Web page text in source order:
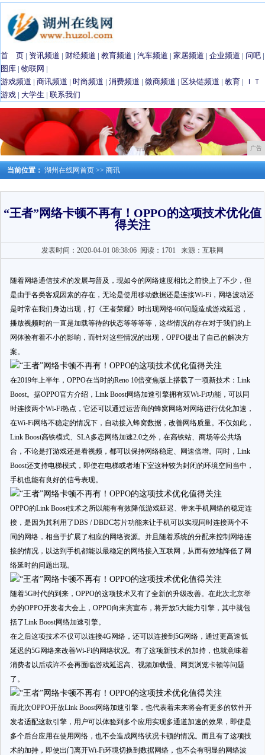
首 页 | 资讯频道 | 财经频道 | 教育频道 | 汽车频道 | 家居频道 | 企业频道 | 问吧 |
图库 | 物联网 |
游戏频道 | 商讯频道 | 时尚频道 | 消费频道 | 微商频道 | 区块链频道 | 教育 |
ＩＴ
游戏 | 大学生 | 联系我们
广告
当前位置： 湖州在线网首页 >> 商讯
“王者”网络卡顿不再有！OPPO的这项技术优化值
得关注
发表时间：2020-04-01 08:38:06 阅读：1701 来源：互联网
随着网络通信技术的发展与普及，现如今的网络速度相比之前快上了不少，但
是由于各类客观因素的存在，无论是使用移动数据还是连接Wi-Fi，网络波动还
是时常在我们身边出现，打《王者荣耀》时出现网络460问题造成游戏延迟，
播放视频时的一直是加载等待的状态等等等等，这些情况的存在对于我们的上
网体验有着不小的影响，而针对这些情况的出现，OPPO提出了自己的解决方
案。
在2019年上半年，OPPO在当时的Reno 10倍变焦版上搭载了一项新技术：Link
Boost。据OPPO官方介绍，Link Boost网络加速引擎拥有双Wi-Fi功能，可以同
时连接两个Wi-Fi热点，它还可以通过运营商的蜂窝网络对网络进行优化加速，
在Wi-Fi网络不稳定的情况下，自动接入蜂窝数据，改善网络质量。不仅如此，
Link Boost高铁模式、SLA多态网络加速2.0之外，在高铁站、商场等公共场
合，不论是打游戏还是看视频，都可以保持网络稳定、网速倍增。同时，Link
Boost还支持电梯模式，即使在电梯或者地下室这种较为封闭的环境空间当中，
手机也能有良好的信号表现。
OPPO的Link Boost技术之所以能有有效降低游戏延迟、带来手机网络的稳定连
接，是因为其利用了DBS / DBDC芯片功能来让手机可以实现同时连接两个不
同的网络，相当于扩展了相应的网络资源。并且随着系统的分配来控制网络连
接的情况，以达到手机都能以最稳定的网络接入互联网，从而有效地降低了网
络延时的问题出现。
随着5G时代的到来，OPPO的这项技术又有了全新的升级改善。在此次北京举
办的OPPO开发者大会上，OPPO向来宾宣布，将开放5大能力引擎，其中就包
括了Link Boost网络加速引擎。
在之后这项技术不仅可以连接4G网络，还可以连接到5G网络，通过更高速低
延迟的5G网络来改善Wi-Fi的网络状况。有了这项新技术的加持，也就意味着
消费者以后或许不会再面临游戏延迟高、视频加载慢、网页浏览卡顿等问题
了。
而此次OPPO开放Link Boost网络加速引擎，也代表着未来将会有更多的软件开
发者适配这款引擎，用户可以体验到多个应用实现多通道加速的效果，即使是
多个后台应用在使用网络，也不会造成网络状况卡顿的情况。而且有了这项技
术的加持，即使出门离开Wi-Fi环境切换到数据网络，也不会有明显的网络波